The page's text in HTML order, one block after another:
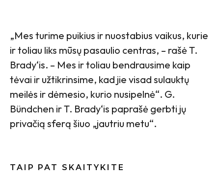
„Mes turime puikius ir nuostabius vaikus, kurie
ir toliau liks mūsų pasaulio centras, – rašė T.
Brady‘is. – Mes ir toliau bendrausime kaip
tėvai ir užtikrinsime, kad jie visad sulauktų
meilės ir dėmesio, kurio nusipelnė“. G.
Bündchen ir T. Brady‘is paprašė gerbti jų
privačią sferą šiuo „jautriu metu“.
TAIP PAT SKAITYKITE